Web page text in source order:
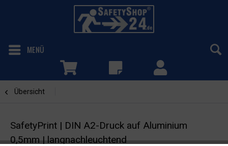
MENÜ
Übersicht
SafetyPrint | DIN A2-Druck auf Aluminium
0,5mm | langnachleuchtend